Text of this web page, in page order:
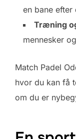
en bane efter
Træning
mennesker
Match Padel
hvor du kan få
om du er